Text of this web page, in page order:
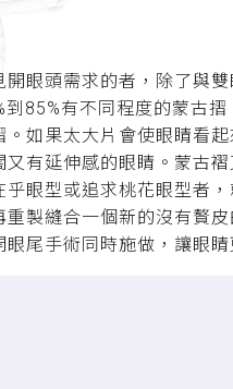
眼頭需求的者，除了與
85%有不同程度的蒙古
如果太大片會使眼睛看
有延伸感的眼睛。蒙古
眼型或追求桃花眼型者
製縫合一個新的沒有贅
尾手術同時施做，讓眼睛